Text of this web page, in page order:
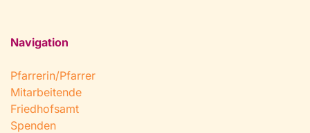
Navigation
Pfarrerin/Pfarrer
Mitarbeitende
Friedhofsamt
Spenden